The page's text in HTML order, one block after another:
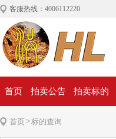
客服热线：4006112220
首页 拍卖公告 拍卖标的
首页>标的查询